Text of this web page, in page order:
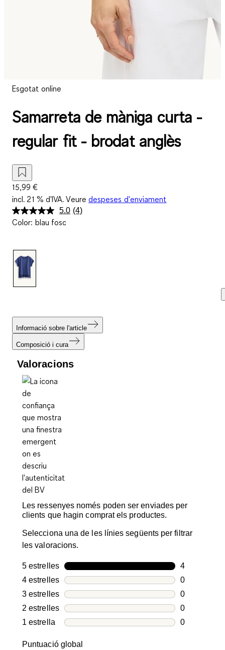
Esgotat online
Samarreta de màniga curta -
regular fit - brodat anglès
15,99 €
incl. 21 % d'IVA. Veure despeses d'enviament
5.0 Llegeix
(4)
Color: blau fosc
Informació sobre l'article
Composició i cura
Valoracions
Les ressenyes només poden ser enviades per
clients que hagin comprat els productes.
Selecciona una de les línies següents per filtrar
les valoracions.
5 estrellesestrelles
4
4
4 estrellesestrelles
0
0
3 estrellesestrelles
0
0
2 estrellesestrelles
0
0
1 estrellaestrelles
0
Puntuació global